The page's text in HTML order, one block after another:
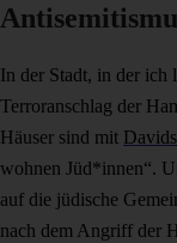
In der Stadt, in der ich
Terroranschlag der
Häuser sind mit
wohnen Jüd*innen“.
auf die jüdische
nach dem Angriff der